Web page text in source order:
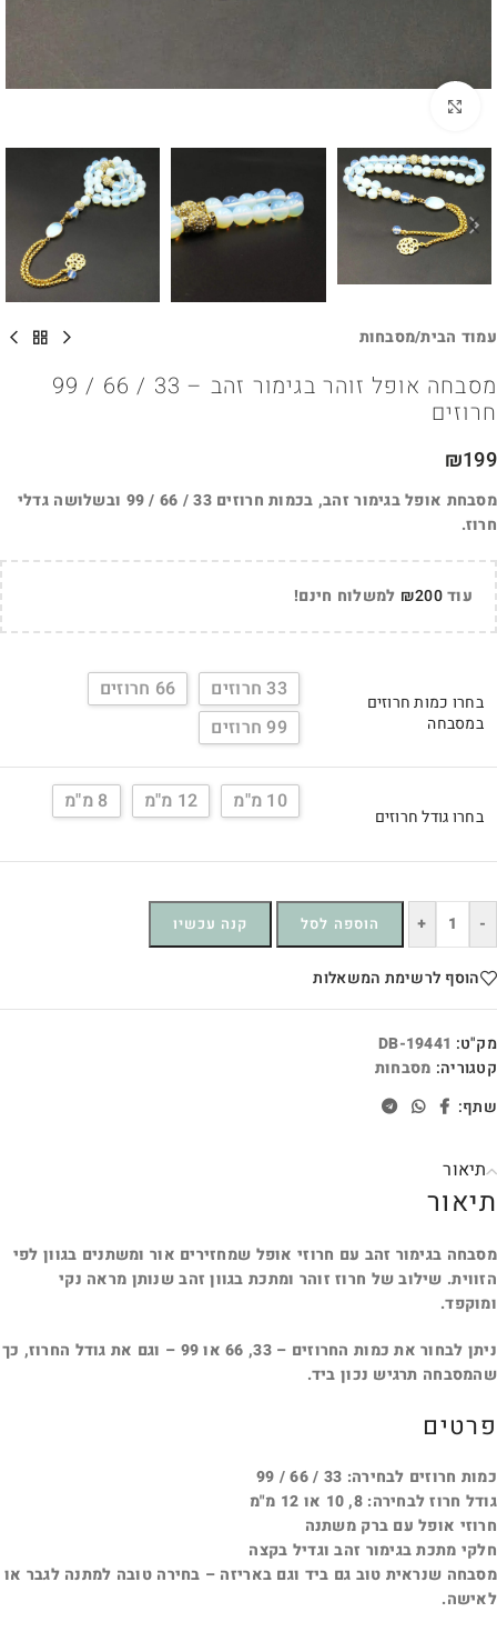
עמוד הבית/מסבחות
מסבחה אופל זוהר בגימור זהב – 33 / 66 / 99
חרוזים
₪199
מסבחת אופל בגימור זהב, בכמות חרוזים 33 / 66 / 99 ובשלושה גדלי
חרוז.
עוד ₪200 למשלוח חינם!
בחרו כמות חרוזים
במסבחה
33 חרוזים
66 חרוזים
99 חרוזים
בחרו גודל חרוזים
10 מ"מ 12 מ"מ 8 מ"מ
-
+ הוספה לסל קנה עכשיו
הוסף לרשימת המשאלות
מק"ט: DB-19441
קטגוריה: מסבחות
שתף:
תיאור
תיאור
מסבחה בגימור זהב עם חרוזי אופל שמחזירים אור ומשתנים בגוון לפי
הזווית. שילוב של חרוז זוהר ומתכת בגוון זהב שנותן מראה נקי
ומוקפד.
ניתן לבחור את כמות החרוזים – 33, 66 או 99 – וגם את גודל החרוז, כך
שהמסבחה תרגיש נכון ביד.
פרטים
כמות חרוזים לבחירה: 33 / 66 / 99
גודל חרוז לבחירה: 8, 10 או 12 מ"מ
חרוזי אופל עם ברק משתנה
חלקי מתכת בגימור זהב וגדיל בקצה
מסבחה שנראית טוב גם ביד וגם באריזה – בחירה טובה למתנה לגבר או
לאישה.